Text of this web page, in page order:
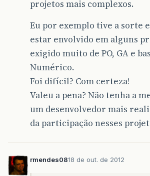
projetos mais complexos.
Eu por exemplo tive a sorte
estar envolvido em alguns
exigido muito de PO, GA e
Numérico.
Foi difícil? Com certeza!
Valeu a pena? Não tenha a
um desenvolvedor mais
da participação nesses
rmendes0818 de out. de 2012